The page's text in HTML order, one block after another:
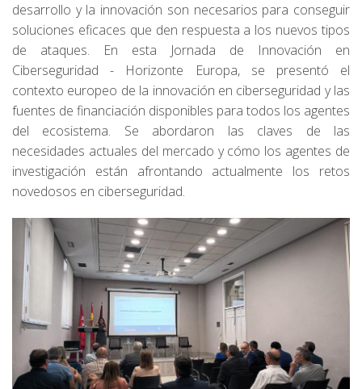
desarrollo y la innovación son necesarios para conseguir
soluciones eficaces que den respuesta a los nuevos tipos
de ataques. En esta Jornada de Innovación en
Ciberseguridad - Horizonte Europa, se presentó el
contexto europeo de la innovación en ciberseguridad y las
fuentes de financiación disponibles para todos los agentes
del ecosistema. Se abordaron las claves de las
necesidades actuales del mercado y cómo los agentes de
investigación están afrontando actualmente los retos
novedosos en ciberseguridad.